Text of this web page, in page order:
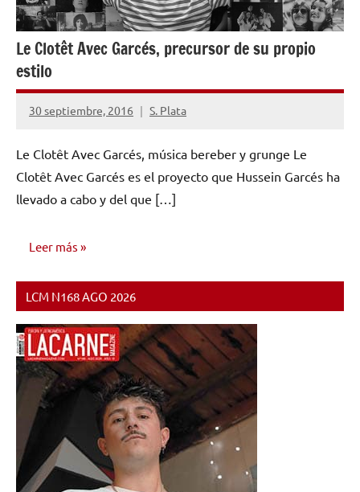
Le Clotêt Avec Garcés, precursor de su propio
estilo
30 septiembre, 2016 S. Plata
2
Le Clotêt Avec Garcés, música bereber y grunge Le
Clotêt Avec Garcés es el proyecto que Hussein Garcés ha
llevado a cabo y del que […]
Leer más
ENTREVISTAS
LCM N168 AGO 2026